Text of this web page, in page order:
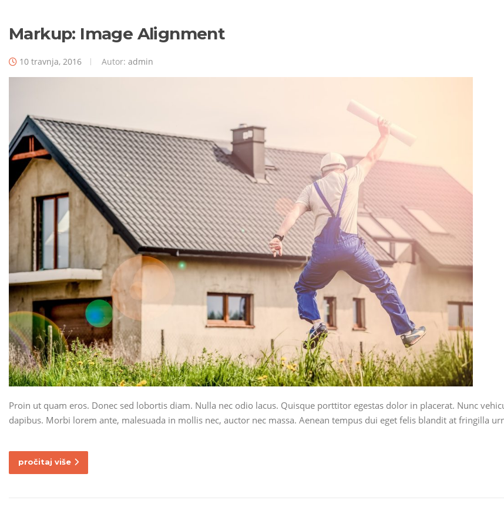
Markup: Image Alignment
10 travnja, 2016 Autor: admin
Proin ut quam eros. Donec sed lobortis diam. Nulla nec odio lacus. Quisque porttitor egestas dolor in placerat. Nunc
dapibus. Morbi lorem ante, malesuada in mollis nec, auctor nec massa. Aenean tempus dui eget felis blandit at fringilla
pročitaj više